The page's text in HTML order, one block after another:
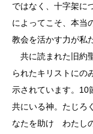
ではなく、十字架に
によってこそ、本当
教会を活かす力が私
共に読まれた旧約
られたキリストにの
示されています。10
共にいる神。たじろ
なたを助け わたし